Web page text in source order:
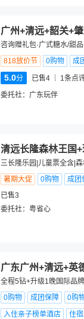
广州+清远+韶关+
咨询赠礼包·广式糖水/甜
818放价节
0购物 成
5.0分 已售4 1条点
委托社： 广东玩伴
清远长隆森林王国
三长隆乐园|儿童票全含|
暑期大促
0购物
成团
已售3
委托社： 粤省心
广东广州+清远+英
全程5钻+升级1晚国际品
0购物
成团保障
0购
入住亲子榜单酒店
住